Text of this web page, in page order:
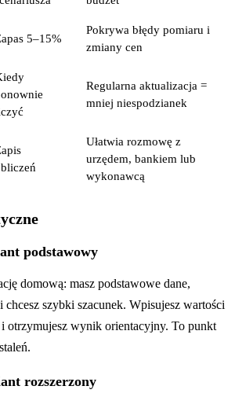
5–15%
Pokrywa błędy pomiaru i
zmiany cen
Regularna aktualizacja =
mniej niespodzianek
Ułatwia rozmowę z
urzędem, bankiem lub
wykonawcą
podstawowy
domową: masz podstawowe dane,
szybki szacunek. Wpisujesz wartości
i otrzymujesz wynik orientacyjny. To punkt
rozszerzony